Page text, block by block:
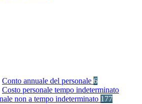
Conto annuale del personale 6
Costo personale tempo indeterminato
non a tempo indeterminato 177